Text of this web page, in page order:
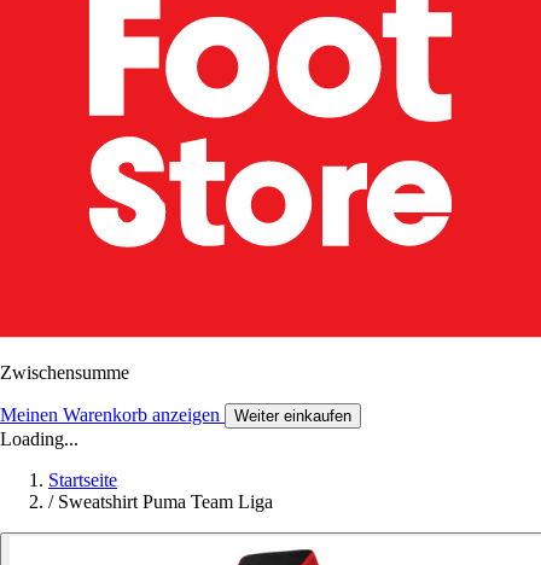
Zwischensumme
Meinen Warenkorb anzeigen Weiter einkaufen
Loading...
Startseite
/ Sweatshirt Puma Team Liga